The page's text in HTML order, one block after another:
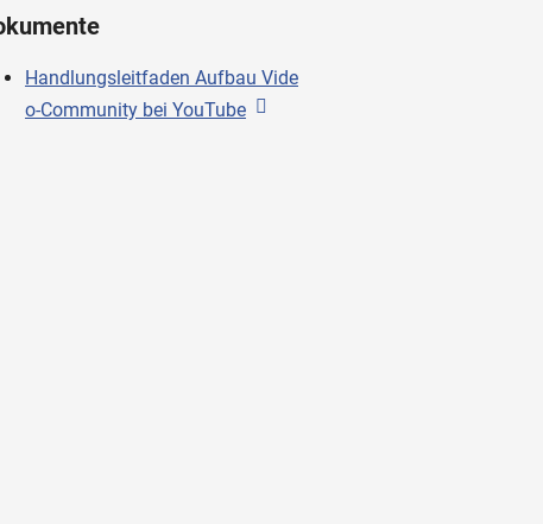
Handlungsleitfaden Aufbau Vide
o-Community bei YouTube